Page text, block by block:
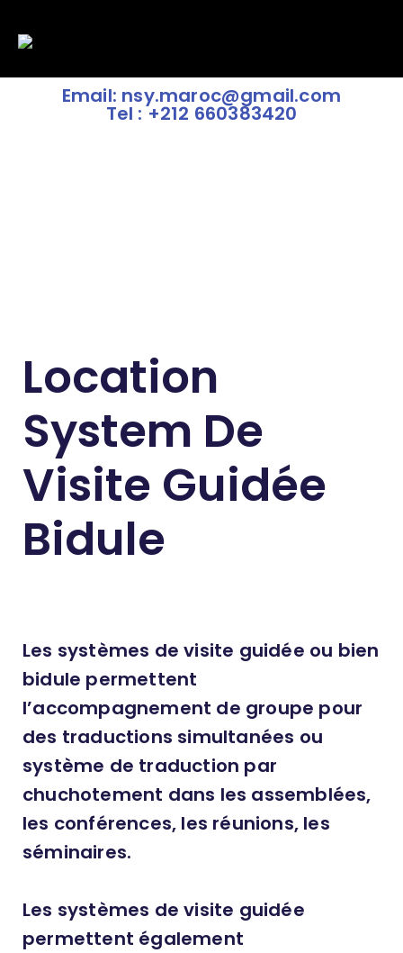
Email: nsy.maroc@gmail.com
Tel : +212 660383420
Location
System De
Visite Guidée
Bidule
Les systèmes de visite guidée ou bien
bidule permettent
l’accompagnement de groupe pour
des traductions simultanées ou
système de traduction par
chuchotement dans les assemblées,
les conférences, les réunions, les
séminaires.
Les systèmes de visite guidée
permettent également